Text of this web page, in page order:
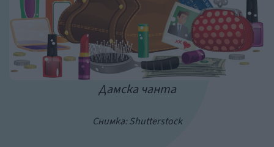
Дамска чанта
Снимка: Shutterstock